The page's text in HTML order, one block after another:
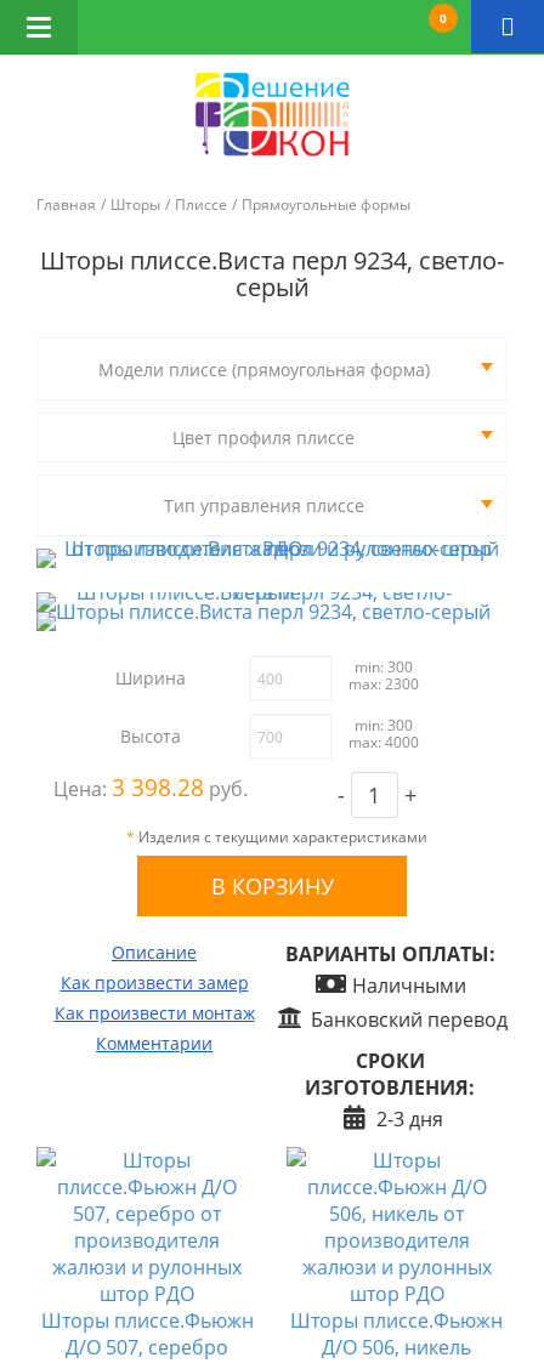
0
Открыть
навигацию
Главная Шторы Плиссе Прямоугольные формы
Шторы плиссе.Виста перл 9234, светло-
серый
Модели плиссе (прямоугольная форма)
Цвет профиля плиссе
Тип управления плиссе
Ширина
min: 300
max: 2300
Высота
min: 300
max: 4000
Цена: 3 398.28 руб. - +
* Изделия с текущими характеристиками
Описание
Как произвести замер
Как произвести монтаж
Комментарии
ВАРИАНТЫ ОПЛАТЫ:
Наличными
Банковский перевод
СРОКИ
ИЗГОТОВЛЕНИЯ:
2-3 дня
Шторы плиссе.Фьюжн
Д/О 507, серебро
Шторы плиссе.Фьюжн
Д/О 506, никель